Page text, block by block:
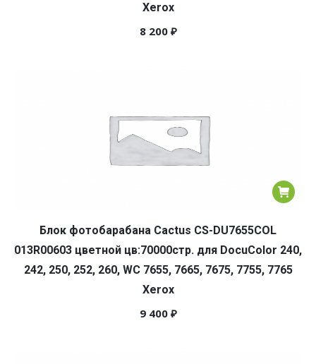
Xerox
8 200 ₽
Блок фотобарабана Cactus CS-DU7655COL
013R00603 цветной цв:70000стр. для DocuColor 240,
242, 250, 252, 260, WC 7655, 7665, 7675, 7755, 7765
Xerox
9 400 ₽